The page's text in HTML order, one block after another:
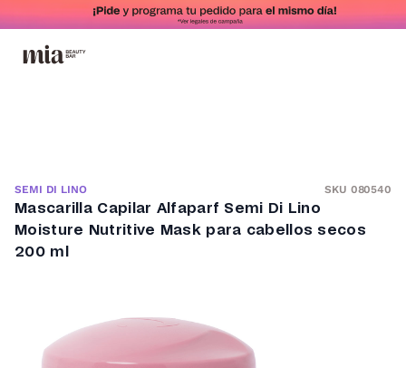
SEMI DI LINO SKU 080540
Mascarilla Capilar Alfaparf Semi Di Lino
Moisture Nutritive Mask para cabellos secos
200 ml